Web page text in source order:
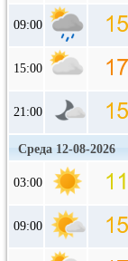
09:00
15:00
21:00
Среда 12-08-2026
03:00
09:00